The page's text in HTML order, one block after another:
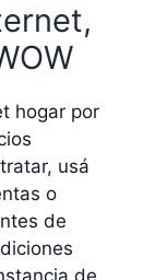
hogar por
usá
o
de
de